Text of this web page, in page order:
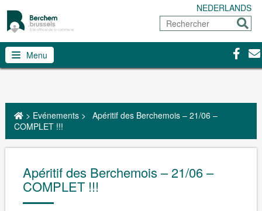
NEDERLANDS
Rechercher
Menu
> Evénements> Apéritif des Berchemois – 21/06 –
COMPLET !!!
Apéritif des Berchemois – 21/06 –
COMPLET !!!